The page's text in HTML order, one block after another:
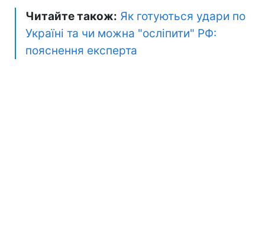
Читайте також: Як готуються удари по
Україні та чи можна "осліпити" РФ:
пояснення експерта